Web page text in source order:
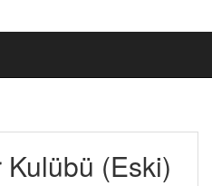
(Eski)